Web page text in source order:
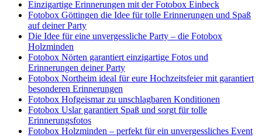
Einzigartige Erinnerungen mit der Fotobox Einbeck
Fotobox Göttingen die Idee für tolle Erinnerungen und Spaß
auf deiner Party
Die Idee für eine unvergessliche Party – die Fotobox
Holzminden
Fotobox Nörten garantiert einzigartige Fotos und
Erinnerungen deiner Party
Fotobox Northeim ideal für eure Hochzeitsfeier mit garantiert
besonderen Erinnerungen
Fotobox Hofgeismar zu unschlagbaren Konditionen
Fotobox Uslar garantiert Spaß und sorgt für tolle
Erinnerungsfotos
Fotobox Holzminden – perfekt für ein unvergessliches Event